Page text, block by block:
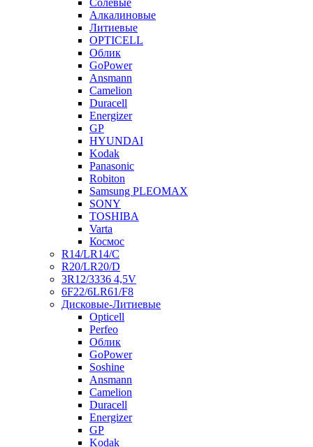
Солевые
Алкалиновые
Литиевые
OPTICELL
Облик
GoPower
Ansmann
Camelion
Duracell
Energizer
GP
HYUNDAI
Kodak
Panasonic
Robiton
Samsung PLEOMAX
SONY
TOSHIBA
Varta
Космос
R14/LR14/C
R20/LR20/D
3R12/3336 4,5V
6F22/6LR61/F8
Дисковые-Литиевые
Opticell
Perfeo
Облик
GoPower
Soshine
Ansmann
Camelion
Duracell
Energizer
GP
Kodak